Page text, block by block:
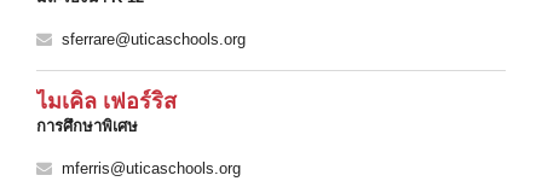
sferrare@uticaschools.org
ไมเคิล เฟอร์ริส
การศึกษาพิเศษ
mferris@uticaschools.org